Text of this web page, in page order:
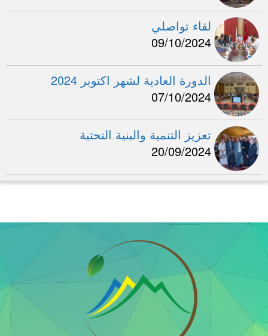
لقاء تواصلي
09/10/2024
الدورة العادية لشهر اكتوبر 2024
07/10/2024
تعزيز التنمية والبنية التحتية
20/09/2024